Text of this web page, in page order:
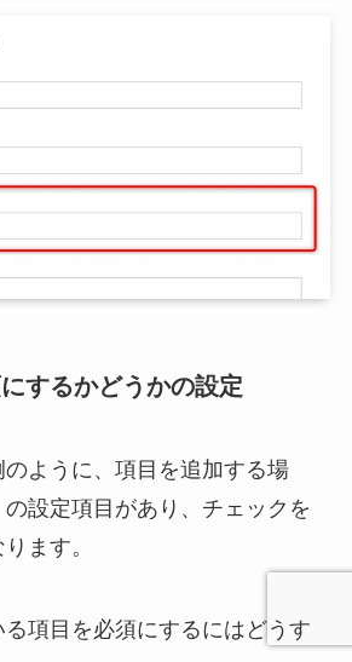
するかどうかの設定
ように、項目を追加する場
設定項目があり、チェックを
ます。
項目を必須にするにはどうす